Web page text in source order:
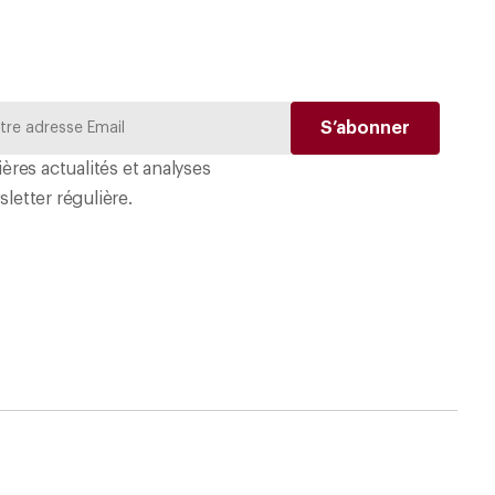
actualités et analyses
régulière.